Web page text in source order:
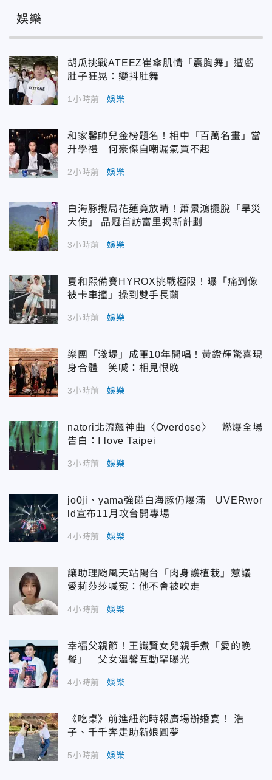
娛樂
胡瓜挑戰ATEEZ崔傘肌情「震胸舞」遭虧
肚子狂晃：變抖肚舞
1小時前 娛樂
和家馨帥兒金榜題名！相中「百萬名畫」當
升學禮 何豪傑自嘲漏氣買不起
2小時前 娛樂
白海豚攪局花蓮竟放晴！蕭景鴻擺脫「旱災
大使」 品冠首訪富里揭新計劃
3小時前 娛樂
夏和熙備賽HYROX挑戰極限！曝「痛到像
被卡車撞」操到雙手長繭
3小時前 娛樂
樂團「淺堤」成軍10年開唱！黃鐙輝驚喜現
身合體 笑喊：相見恨晚
3小時前 娛樂
natori北流飆神曲〈Overdose〉 燃爆全場
告白：I love Taipei
3小時前 娛樂
jo0ji、yama強碰白海豚仍爆滿 UVERwor
ld宣布11月攻台開專場
4小時前 娛樂
讓助理颱風天站陽台「肉身護植栽」惹議
愛莉莎莎喊冤：他不會被吹走
4小時前 娛樂
幸福父親節！王識賢女兒親手煮「愛的晚
餐」 父女溫馨互動罕曝光
4小時前 娛樂
《吃桌》前進紐約時報廣場辦婚宴！ 浩
子、千千奔走助新娘圓夢
5小時前 娛樂